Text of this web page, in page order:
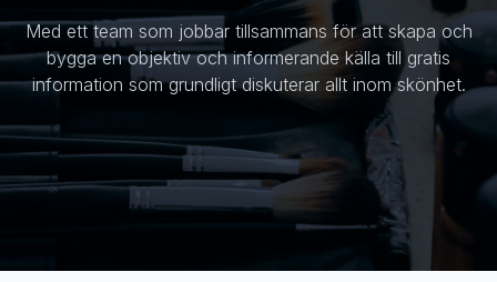
Med ett team som jobbar tillsammans för att skapa och
bygga en objektiv och informerande källa till gratis
information som grundligt diskuterar allt inom skönhet.